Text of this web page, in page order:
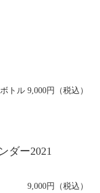
ボトル 9,000円（税込）
ダー2021
9,000円（税込）